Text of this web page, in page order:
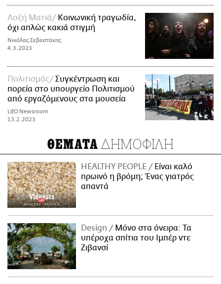
Λοξή Ματιά
Κοινωνική τραγωδία,
όχι απλώς κακιά στιγμή
Νικόλας Σεβαστάκης
4.3.2023
Πολιτισμός
Συγκέντρωση και
πορεία στο υπουργείο Πολιτισμού
από εργαζόμενους στα μουσεία
LifO Newsroom
13.2.2023
ΘΕΜΑΤΑ ΔΗΜΟΦΙΛΗ
HEALTHY PEOPLE
Είναι καλό
πρωινό η βρόμη; Ένας γιατρός
απαντά
Design
Μόνο στα όνειρα: Τα
υπέροχα σπίτια του Ιμπέρ ντε
Ζιβανσί